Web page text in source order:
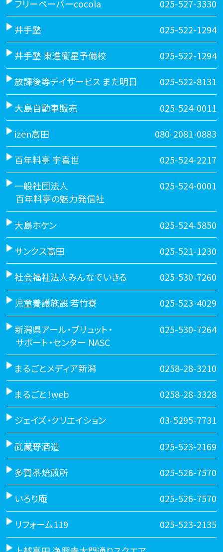
フリーペーパーcocola 025-527-3330
井手塾 025-522-1294
井手塾 東進衛星予備校 025-522-1294
放課後等デイサービス また明日 025-522-8131
大島自動車販売 025-524-0011
izen高田 080-2081-0883
百年料亭 宇喜世 025-524-2217
一般社団法人
百年料亭の魅力発信社
025-524-0001
大島ホケン 025-524-5850
サンクス高田 025-521-1230
社会福祉法人みんなでいきる 025-530-7260
児童養護施設 若竹寮 025-523-4029
新潟県アール・ブリュット・
サポート・センター NASC
025-530-7264
まるごとメディア新潟 0258-28-3210
まるごと！web 0258-28-3328
ジェイズ・クリエイション 03-5295-7731
武蔵野酒造 025-523-2169
多賀茶焙煎所 025-526-7570
いろり庵 025-526-7570
リフォーム119 025-523-2135